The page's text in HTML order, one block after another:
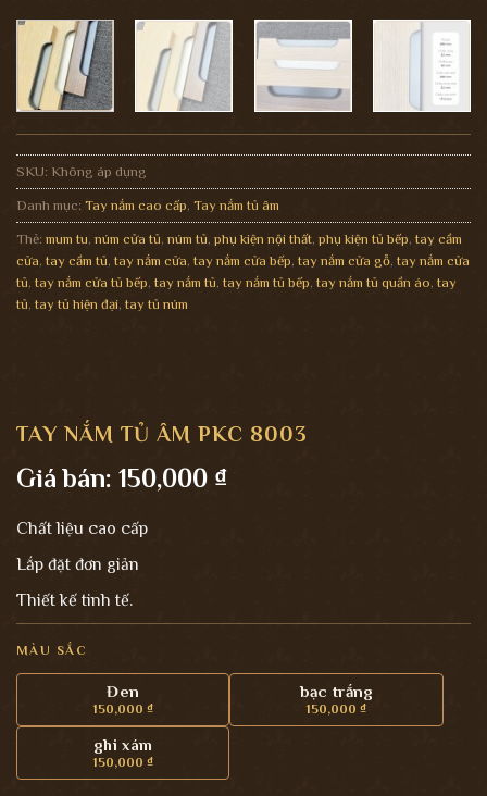
SKU: Không áp dụng
Danh mục: Tay nắm cao cấp, Tay nắm tủ âm
Thẻ: mum tu, núm cửa tủ, núm tủ, phụ kiện nội thất, phụ kiện tủ bếp, tay cầm
cửa, tay cầm tủ, tay nắm cửa, tay nắm cửa bếp, tay nắm cửa gỗ, tay nắm cửa
tủ, tay nắm cửa tủ bếp, tay nắm tủ, tay nắm tủ bếp, tay nắm tủ quần áo, tay
tủ, tay tủ hiện đại, tay tủ núm
TAY NẮM TỦ ÂM PKC 8003
Giá bán: 150,000 ₫
Chất liệu cao cấp
Lắp đặt đơn giản
Thiết kế tinh tế.
MÀU SẮC
Đen
150,000 ₫
bạc trắng
150,000₫
ghi xám
150,000 ₫